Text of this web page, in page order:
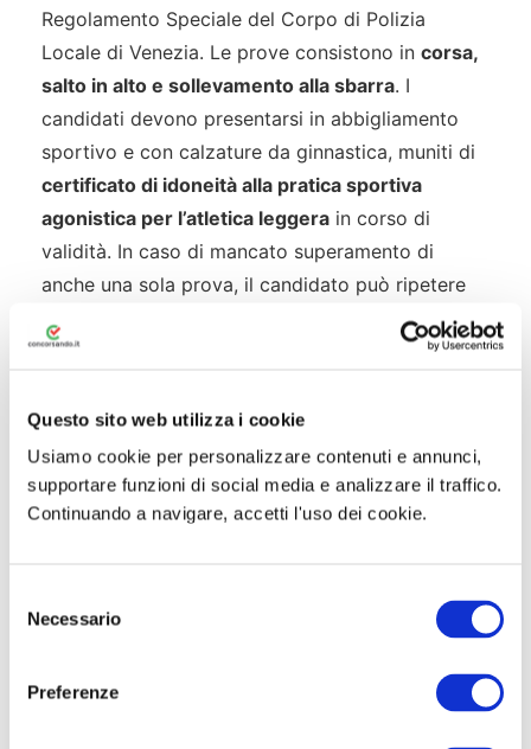
Questo sito web utilizza i cookie
Usiamo cookie per personalizzare contenuti e annunci,
supportare funzioni di social media e analizzare il traffico.
Continuando a navigare, accetti l'uso dei cookie.
Necessario
Preferenze
Regolamento Speciale del Corpo di Polizia
Locale di Venezia. Le prove consistono in corsa,
salto in alto e sollevamento alla sbarra. I
candidati devono presentarsi in abbigliamento
sportivo e con calzature da ginnastica, muniti di
certificato di idoneità alla pratica sportiva
agonistica per l’atletica leggera in corso di
validità. In caso di mancato superamento di
anche una sola prova, il candidato può ripetere
l’intero ciclo una sola volta; al secondo
insuccesso è escluso dalla selezione.
Prova Scritta
Ammessi alle prove scritte sono i candidati che
hanno superato le prove fisiche. La prova verte
sulle materie del programma d’esame (vedi
relativi alle funzioni di Polizia Locale. La soglia
Durante la prova è vietato l’uso di testi, cellulari o